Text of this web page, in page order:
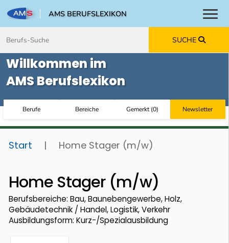
AMS BERUFSLEXIKON
SUCHE
Willkommen im
AMS Berufslexikon
Berufe Bereiche Gemerkt(0) Newsletter
Start | Home Stager (m/w)
Home Stager (m/w)
Berufsbereiche: Bau, Baunebengewerbe, Holz,
Gebäudetechnik / Handel, Logistik, Verkehr
Ausbildungsform: Kurz-/Spezialausbildung